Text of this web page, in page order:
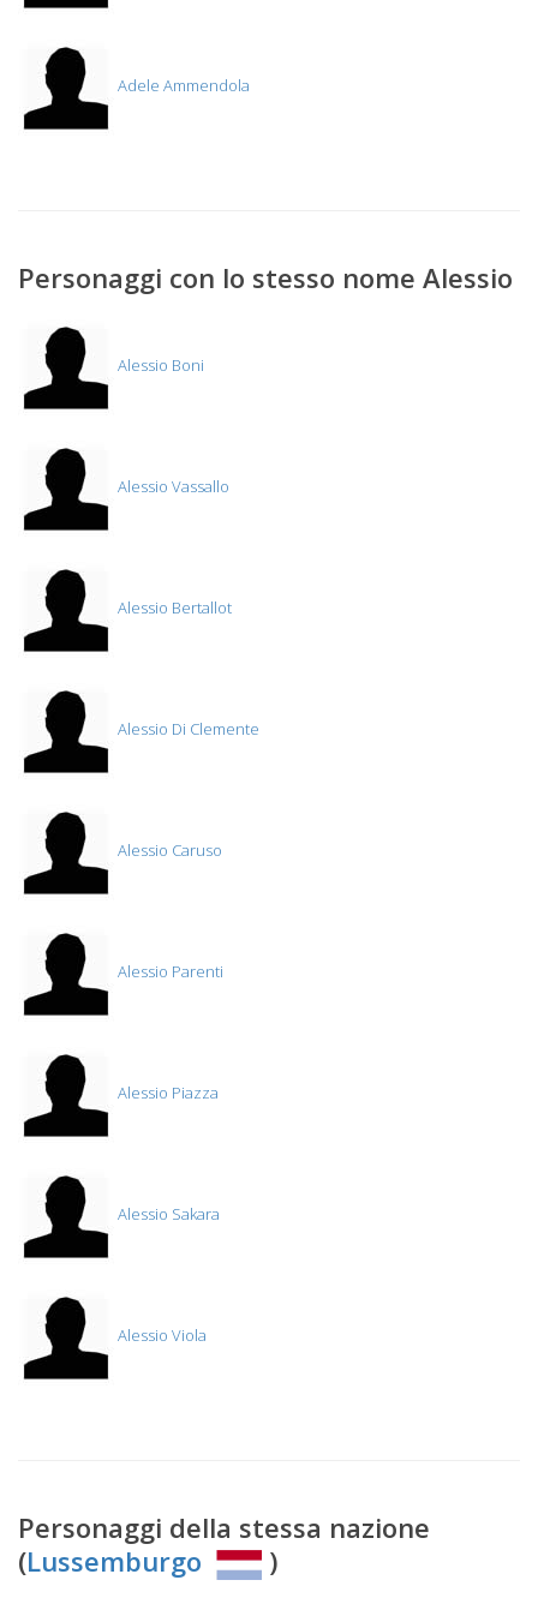
Adele Ammendola
Personaggi con lo stesso nome Alessio
Alessio Boni
Alessio Vassallo
Alessio Bertallot
Alessio Di Clemente
Alessio Caruso
Alessio Parenti
Alessio Piazza
Alessio Sakara
Alessio Viola
Personaggi della stessa nazione
(Lussemburgo )